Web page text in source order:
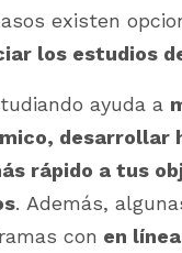
existen
los estudios
ayuda a
desarrollar
rápido a tus
. Además,
con en línea